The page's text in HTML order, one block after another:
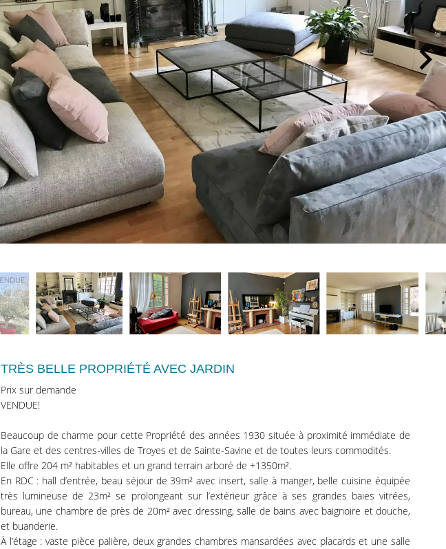
TRÈS BELLE PROPRIÉTÉ AVEC JARDIN
Prix sur demande
VENDUE!
Beaucoup de charme pour cette Propriété des années 1930 située à proximité immédiate de
la Gare et des centres-villes de Troyes et de Sainte-Savine et de toutes leurs commodités.
Elle offre 204 m² habitables et un grand terrain arboré de +1350m².
En RDC : hall d’entrée, beau séjour de 39m² avec insert, salle à manger, belle cuisine équipée
très lumineuse de 23m² se prolongeant sur l’extérieur grâce à ses grandes baies vitrées,
bureau, une chambre de près de 20m² avec dressing, salle de bains avec baignoire et douche,
et buanderie.
À l’étage : vaste pièce palière, deux grandes chambres mansardées avec placards et une salle